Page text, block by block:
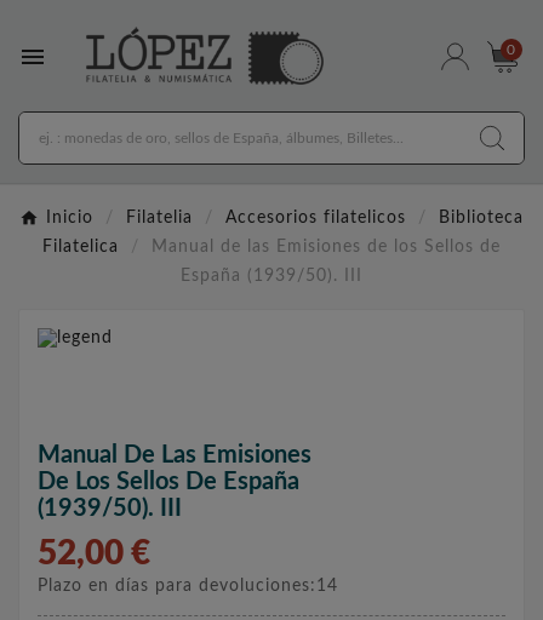
 0
Inicio Filatelia Accesorios filatelicos
Biblioteca
Filatelica
Manual de las Emisiones de los Sellos de
España (1939/50). III
Manual De Las Emisiones
De Los Sellos De España
(1939/50). III
52,00 €
Plazo en días para devoluciones:14